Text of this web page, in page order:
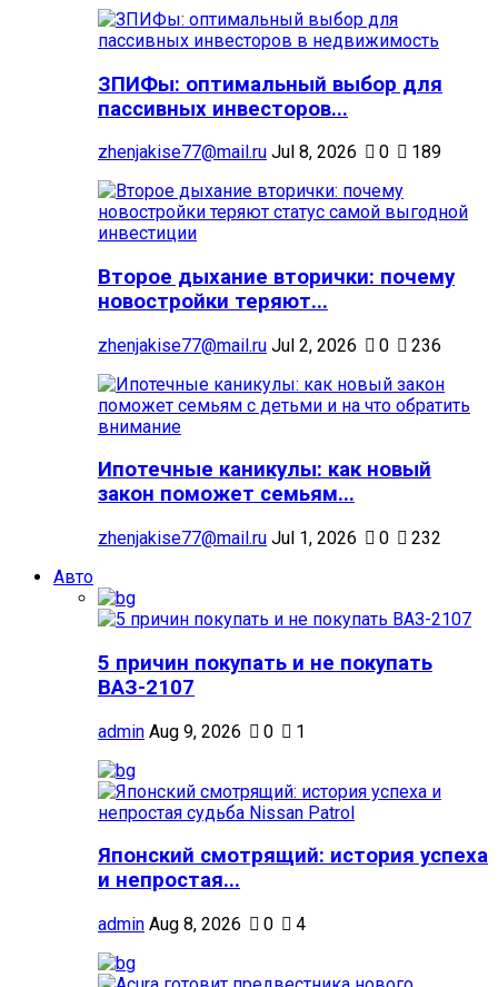
ЗПИФы: оптимальный выбор для
пассивных инвесторов...
zhenjakise77@mail.ru Jul 8, 2026 0 189
Второе дыхание вторички: почему
новостройки теряют...
zhenjakise77@mail.ru Jul 2, 2026 0 236
Ипотечные каникулы: как новый
закон поможет семьям...
zhenjakise77@mail.ru Jul 1, 2026 0
232
Авто
5 причин покупать и не покупать
ВАЗ-2107
admin Aug 9, 2026 0 1
Японский смотрящий: история успеха
и непростая...
admin Aug 8, 2026 0 4